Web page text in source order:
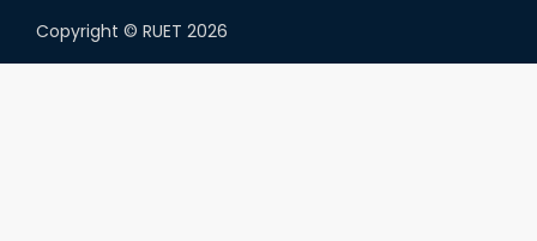
Copyright © RUET 2026